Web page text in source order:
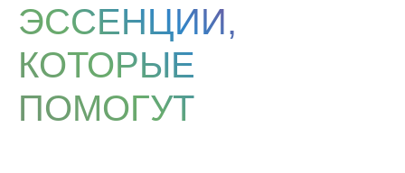
ЭССЕНЦИИ,
КОТОРЫЕ
ПОМОГУТ